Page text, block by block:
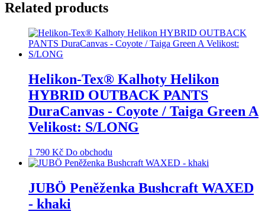
Related products
Helikon-Tex® Kalhoty Helikon
HYBRID OUTBACK PANTS
DuraCanvas - Coyote / Taiga Green A
Velikost: S/LONG
1 790 Kč Do obchodu
JUBÖ Peněženka Bushcraft WAXED
- khaki